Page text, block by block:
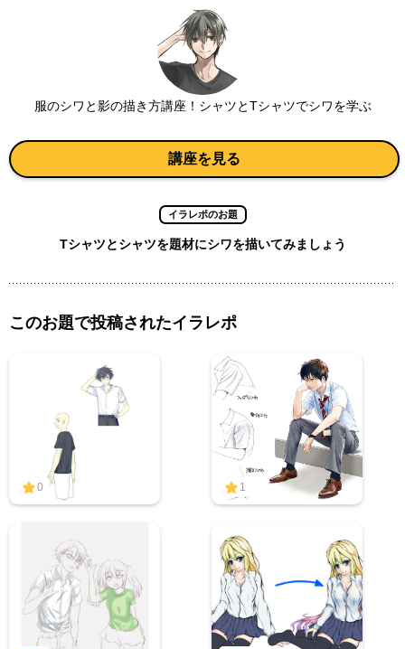
服のシワと影の描き方講座！シャツとTシャツでシワを学ぶ
講座を見る
イラレポのお題
Tシャツとシャツを題材にシワを描いてみましょう
このお題で投稿されたイラレポ
0 1